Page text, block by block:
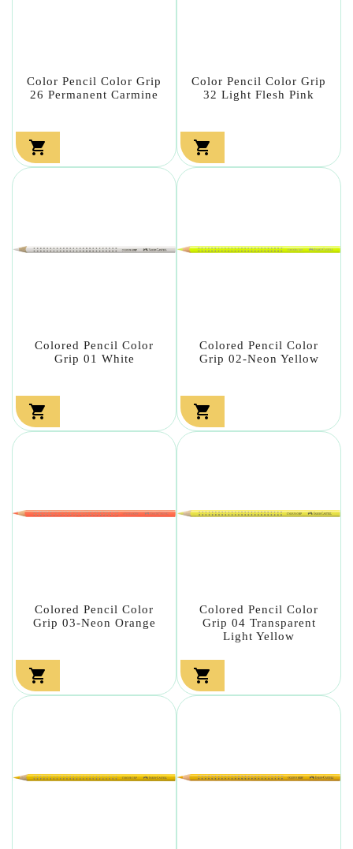
Color Pencil Color Grip
26 Permanent Carmine

Color Pencil Color Grip
32 Light Flesh Pink

Colored Pencil Color
Grip 01 White

Colored Pencil Color
Grip 02-Neon Yellow

Colored Pencil Color
Grip 03-Neon Orange

Colored Pencil Color
Grip 04 Transparent
Light Yellow
